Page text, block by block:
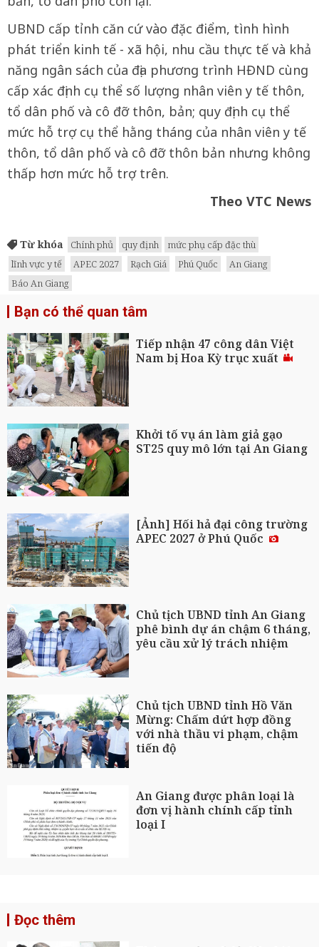
UBND cấp tỉnh căn cứ vào đặc điểm, tình hình
phát triển kinh tế - xã hội, nhu cầu thực tế và khả
năng ngân sách của địa phương trình HĐND cùng
cấp xác định cụ thể số lượng nhân viên y tế thôn,
tổ dân phố và cô đỡ thôn, bản; quy định cụ thể
mức hỗ trợ cụ thể hằng tháng của nhân viên y tế
thôn, tổ dân phố và cô đỡ thôn bản nhưng không
thấp hơn mức hỗ trợ trên.
Theo VTC News
Từ khóa Chính phủ quy định
mức phụ cấp đặc thù
lĩnh vực y tế
APEC 2027 Rạch Giá Phú Quốc
An Giang
Báo An Giang
Bạn có thể quan tâm
Tiếp nhận 47 công dân Việt
Nam bị Hoa Kỳ trục xuất
Khởi tố vụ án làm giả gạo
ST25 quy mô lớn tại An Giang
[Ảnh] Hối hả đại công trường
APEC 2027 ở Phú Quốc
Chủ tịch UBND tỉnh An Giang
phê bình dự án chậm 6 tháng,
yêu cầu xử lý trách nhiệm
Chủ tịch UBND tỉnh Hồ Văn
Mừng: Chấm dứt hợp đồng
với nhà thầu vi phạm, chậm
tiến độ
An Giang được phân loại là
đơn vị hành chính cấp tỉnh
loại I
Đọc thêm